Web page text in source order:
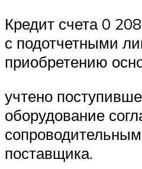
Кредит счета 0
с подотчетными
приобретению
учтено
оборудование
поставщика.